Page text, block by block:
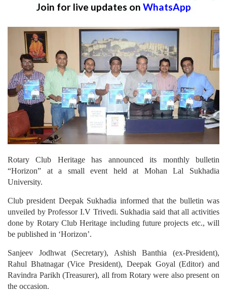
Join for live updates on WhatsApp
Rotary Club Heritage has announced its monthly bulletin
“Horizon” at a small event held at Mohan Lal Sukhadia
University.
Club president Deepak Sukhadia informed that the bulletin was
unveiled by Professor I.V Trivedi. Sukhadia said that all activities
done by Rotary Club Heritage including future projects etc., will
be published in ‘Horizon’.
Sanjeev Jodhwat (Secretary), Ashish Banthia (ex-President),
Rahul Bhatnagar (Vice President), Deepak Goyal (Editor) and
Ravindra Parikh (Treasurer), all from Rotary were also present on
the occasion.